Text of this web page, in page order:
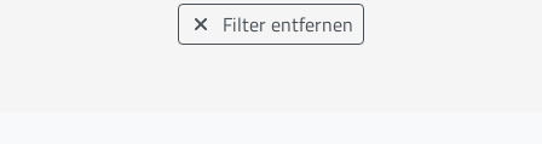
Filter entfernen